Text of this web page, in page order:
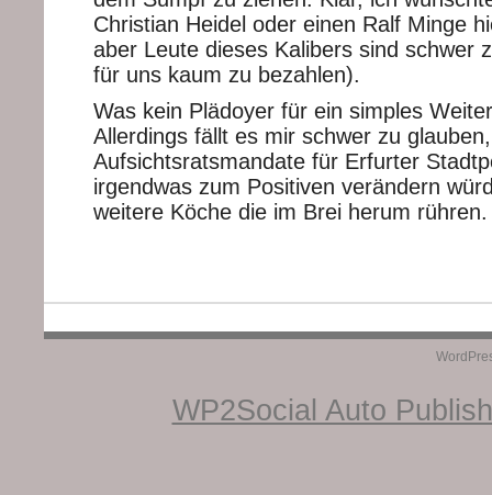
Christian Heidel oder einen Ralf Minge
aber Leute dieses Kalibers sind schwer
für uns kaum zu bezahlen).
Was kein Plädoyer für ein simples
Allerdings fällt es mir schwer zu
Aufsichtsratsmandate für Erfurter
irgendwas zum Positiven verändern
weitere Köche die im Brei herum
WP2Social Auto Publish